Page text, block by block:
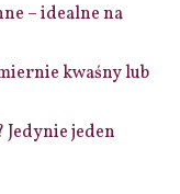
– idealne na
kwaśny lub
Jedynie jeden